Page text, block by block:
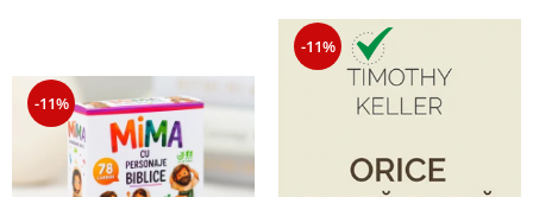
-11%
-11%